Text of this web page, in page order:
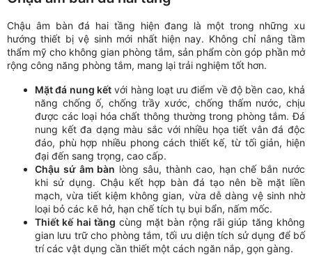
Chậu âm bàn đá hai tầng hiện đang là một trong những xu
hướng thiết bị vệ sinh mới nhất hiện nay. Không chỉ nâng tầm
thẩm mỹ cho không gian phòng tắm, sản phẩm còn góp phần mở
rộng công năng phòng tắm, mang lại trải nghiệm tốt hơn.
Mặt đá nung kếtvới hàng loạt ưu điểm về độ bền cao, khả
năng chống ố, chống trầy xước, chống thấm nước, chịu
được các loại hóa chất thông thường trong phòng tắm. Đá
nung kết đa dạng màu sắc với nhiều họa tiết vân đá độc
đáo, phù hợp nhiều phong cách thiết kế, từ tối giản, hiện
đại đến sang trọng, cao cấp.
Chậu sứ âm bàn lòng sâu, thành cao, hạn chế bắn nước
khi sử dụng. Chậu kết hợp bàn đá tạo nên bề mặt liền
mạch, vừa tiết kiệm không gian, vừa dễ dàng vệ sinh nhờ
loại bỏ các kẽ hở, hạn chế tích tụ bụi bẩn, nấm mốc.
Thiết kế hai tầng cùng mặt bàn rộng rãi giúp tăng không
gian lưu trữ cho phòng tắm, tối ưu diện tích sử dụng để bố
trí các vật dụng cần thiết một cách ngăn nắp, gọn gàng.